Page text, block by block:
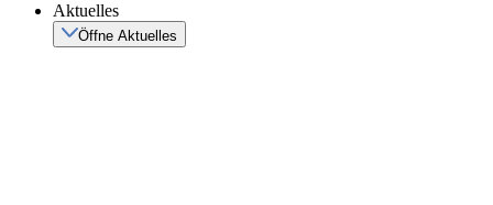
Aktuelles
Öffne Aktuelles